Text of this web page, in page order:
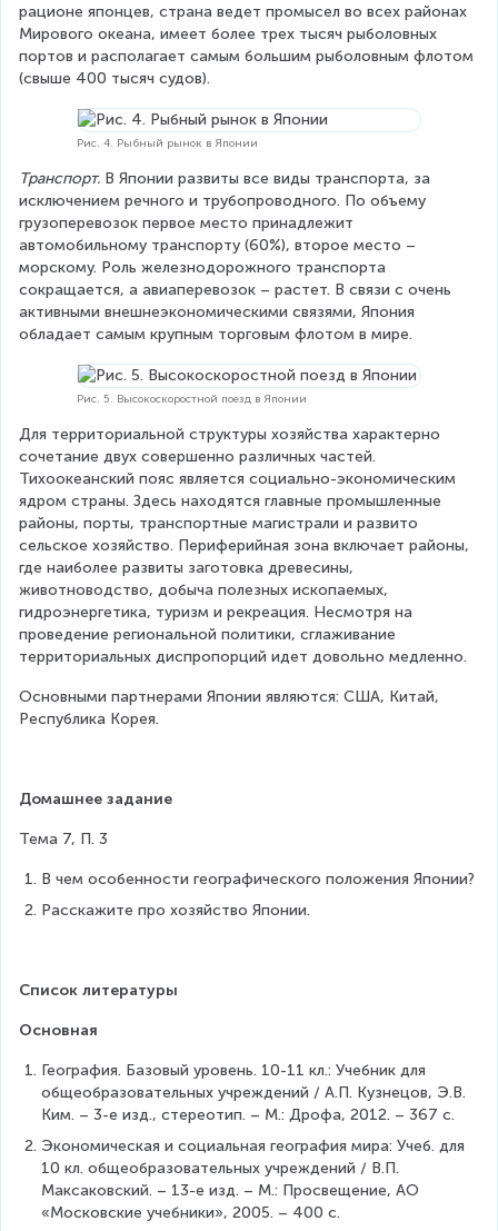
рационе японцев, страна ведет промысел во всех районах
Мирового океана, имеет более трех тысяч рыболовных
портов и располагает самым большим рыболовным флотом
(свыше 400 тысяч судов).
Рис. 4. Рыбный рынок в Японии
Транспорт. В Японии развиты все виды транспорта, за
исключением речного и трубопроводного. По объему
грузоперевозок первое место принадлежит
автомобильному транспорту (60%), второе место –
морскому. Роль железнодорожного транспорта
сокращается, а авиаперевозок – растет. В связи с очень
активными внешнеэкономическими связями, Япония
обладает самым крупным торговым флотом в мире.
Рис. 5. Высокоскоростной поезд в Японии
Для территориальной структуры хозяйства характерно
сочетание двух совершенно различных частей.
Тихоокеанский пояс является социально-экономическим
ядром страны. Здесь находятся главные промышленные
районы, порты, транспортные магистрали и развито
сельское хозяйство. Периферийная зона включает районы,
где наиболее развиты заготовка древесины,
животноводство, добыча полезных ископаемых,
гидроэнергетика, туризм и рекреация. Несмотря на
проведение региональной политики, сглаживание
территориальных диспропорций идет довольно медленно.
Основными партнерами Японии являются: США, Китай,
Республика Корея.
Домашнее задание
Тема 7, П. 3
В чем особенности географического положения Японии?
Расскажите про хозяйство Японии.
Список литературы
Основная
География. Базовый уровень. 10-11 кл.: Учебник для
общеобразовательных учреждений / А.П. Кузнецов, Э.В.
Ким. – 3-е изд., стереотип. – М.: Дрофа, 2012. – 367 с.
Экономическая и социальная география мира: Учеб. для
10 кл. общеобразовательных учреждений / В.П.
Максаковский. – 13-е изд. – М.: Просвещение, АО
«Московские учебники», 2005. – 400 с.